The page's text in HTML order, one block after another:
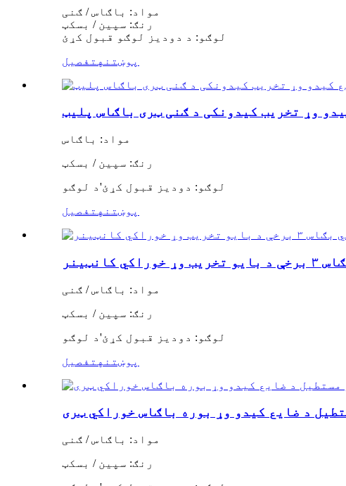
مواد: باګاس / ګنی
رنګ: سپین / بسکټ
لوګو: د دودیز لوګو قبول کړئ
پوښتنه تفصیل
وړ تخریب کیدونکی د ګنی ټری باګاس پلیټ
مواد: باګاس
رنګ: سپین / بسکټ
لوګو: دودیز قبول کړئ'د لوګو
پوښتنه تفصیل
کانټینر
مواد: باګاس / ګنی
رنګ: سپین / بسکټ
لوګو: دودیز قبول کړئ'د لوګو
پوښتنه تفصیل
د ضایع کیدو وړ بوره باګاس خوراکي ټری
مواد: باګاس / ګنی
رنګ: سپین / بسکټ